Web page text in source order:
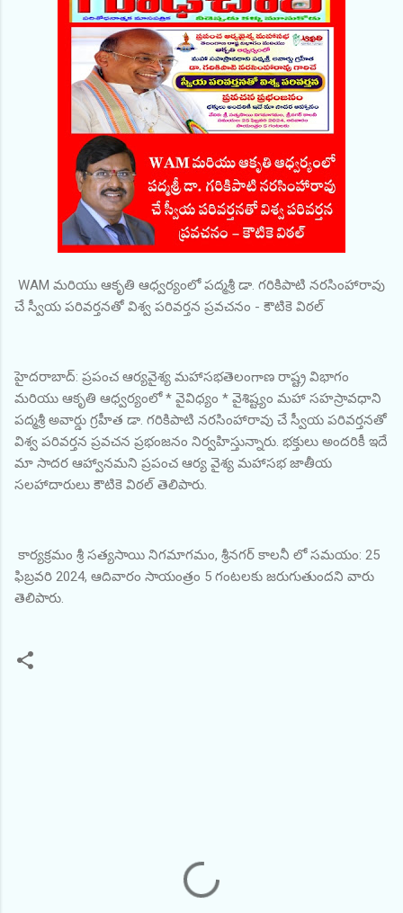
WAM మరియు ఆకృతి ఆధ్వర్యంలో పద్మశ్రీ డా. గరికిపాటి నరసింహారావు
చే స్వీయ పరివర్తనతో విశ్వ పరివర్తన ప్రవచనం - కౌటికె విఠల్
హైదరాబాద్: ప్రపంచ ఆర్యవైశ్య మహాసభతెలంగాణ రాష్ట్ర విభాగం
మరియు ఆకృతి ఆధ్వర్యంలో * వైవిధ్యం * వైశిష్ట్యం మహా సహస్రావధాని
పద్మశ్రీ అవార్డు గ్రహీత డా. గరికిపాటి నరసింహారావు చే స్వీయ పరివర్తనతో
విశ్వ పరివర్తన ప్రవచన ప్రభంజనం నిర్వహిస్తున్నారు. భక్తులు అందరికీ ఇదే
మా సాదర ఆహ్వానమని ప్రపంచ ఆర్య వైశ్య మహాసభ జాతీయ
సలహాదారులు కౌటికె విఠల్ తెలిపారు.
కార్యక్రమం శ్రీ సత్యసాయి నిగమాగమం, శ్రీనగర్ కాలనీ లో సమయం: 25
ఫిబ్రవరి 2024, ఆదివారం సాయంత్రం 5 గంటలకు జరుగుతుందని వారు
తెలిపారు.